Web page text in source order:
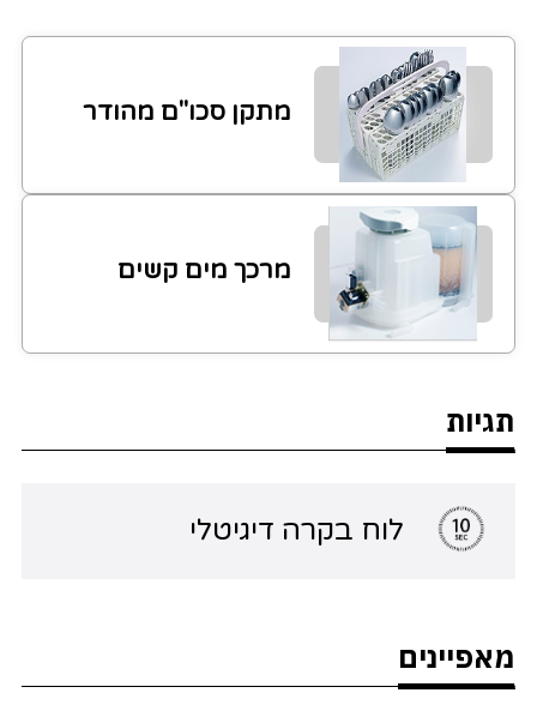
מתקן סכו"ם מהודר
מרכך מים קשים
תגיות
לוח בקרה דיגיטלי
מאפיינים